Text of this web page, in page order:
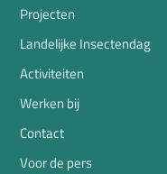
Projecten
Landelijke Insectendag
Activiteiten
Werken bij
Contact
Voor de pers